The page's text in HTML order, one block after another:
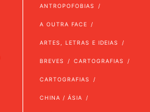
ANTROPOFOBIAS
A OUTRA FACE
ARTES, LETRAS E IDEIAS
BREVES CARTOGRAFIAS
CARTOGRAFIAS
CHINA / ÁSIA